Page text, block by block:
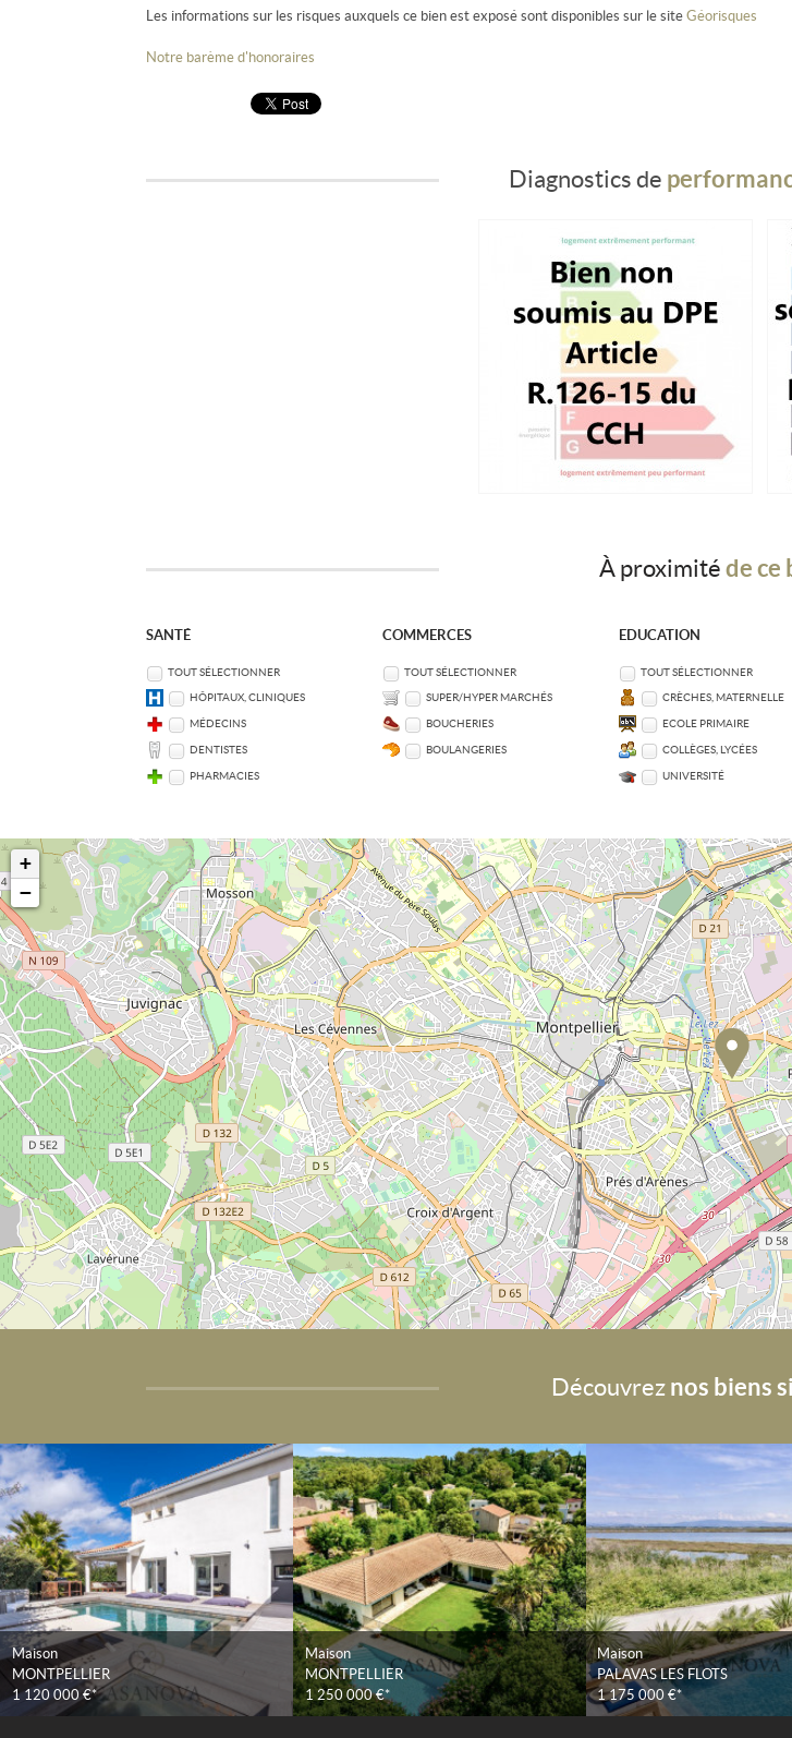
Les informations sur les risques auxquels ce bien est exposé sont disponibles sur le siteGéorisques
Notre barème d'honoraires
Diagnostics de
À proximité de ce
SANTÉ
TOUT SÉLECTIONNER
HÔPITAUX, CLINIQUES
MÉDECINS
DENTISTES
PHARMACIES
COMMERCES
TOUT SÉLECTIONNER
SUPER/HYPER MARCHÉS
BOUCHERIES
BOULANGERIES
EDUCATION
TOUT SÉLECTIONNER
CRÈCHES, MATERNELLE
ECOLE PRIMAIRE
COLLÈGES, LYCÉES
UNIVERSITÉ
+
−
Découvrez nos biens
Maison
MONTPELLIER
1 120 000 €*
Maison
MONTPELLIER
1 250 000 €*
Maison
PALAVAS LES FLOTS
1 175 000 €*